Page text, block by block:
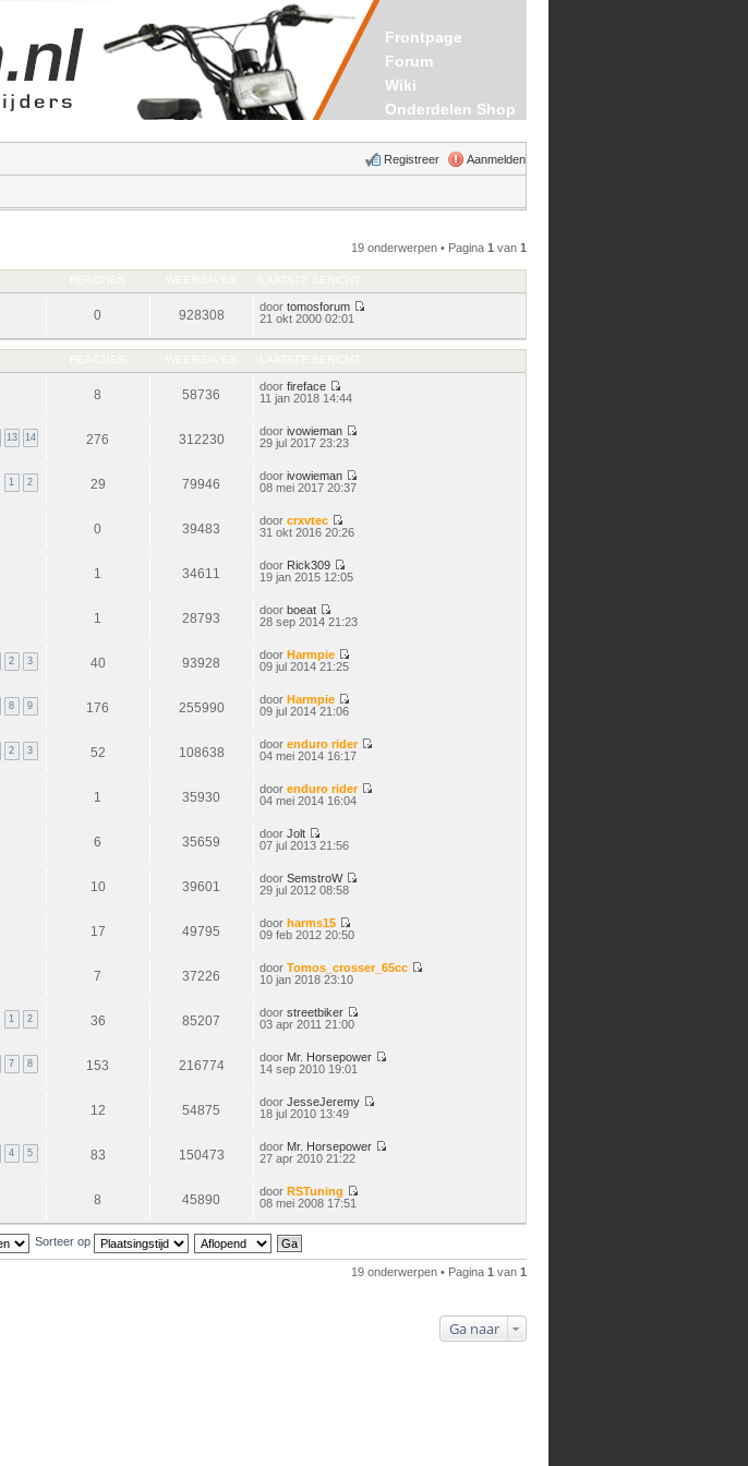
Frontpage
Forum
Wiki
Onderdelen Shop
Aanmelden
Registreer
19 onderwerpen • Pagina 1 van 1
0 928308
door tomosforum
bericht
21 okt 2000 02:01
8 58736
door fireface
Bekijk
11 jan 2018 14:44
13 14 276 312230
door ivowieman
29 jul 2017 23:23
1 2 29 79946
door ivowieman
08 mei 2017 20:37
0 39483
door crxvtec
Bekijk
31 okt 2016 20:26
1 34611
door Rick309
Bekijk
19 jan 2015 12:05
1 28793
door boeat
Bekijk
28 sep 2014 21:23
2 3 40 93928
door Harmpie
09 jul 2014 21:25
8 9 176 255990
door Harmpie
09 jul 2014 21:06
2 3 52 108638
door enduro rider
04 mei 2014 16:17
1 35930
door enduro rider
04 mei 2014 16:04
6 35659
door Jolt
Bekijk
07 jul 2013 21:56
10 39601
door SemstroW
29 jul 2012 08:58
17 49795
door harms15
Bekijk
09 feb 2012 20:50
7 37226
door Tomos_crosser_65cc
10 jan 2018 23:10
1 2 36 85207
door streetbiker
03 apr 2011 21:00
7 8 153 216774
door Mr. Horsepower
14 sep 2010 19:01
12 54875
door JesseJeremy
18 jul 2010 13:49
4 5 83 150473
door Mr. Horsepower
27 apr 2010 21:22
8 45890
door RSTuning
bericht
08 mei 2008 17:51
Sorteer op
19 onderwerpen • Pagina 1 van 1
Ga naar